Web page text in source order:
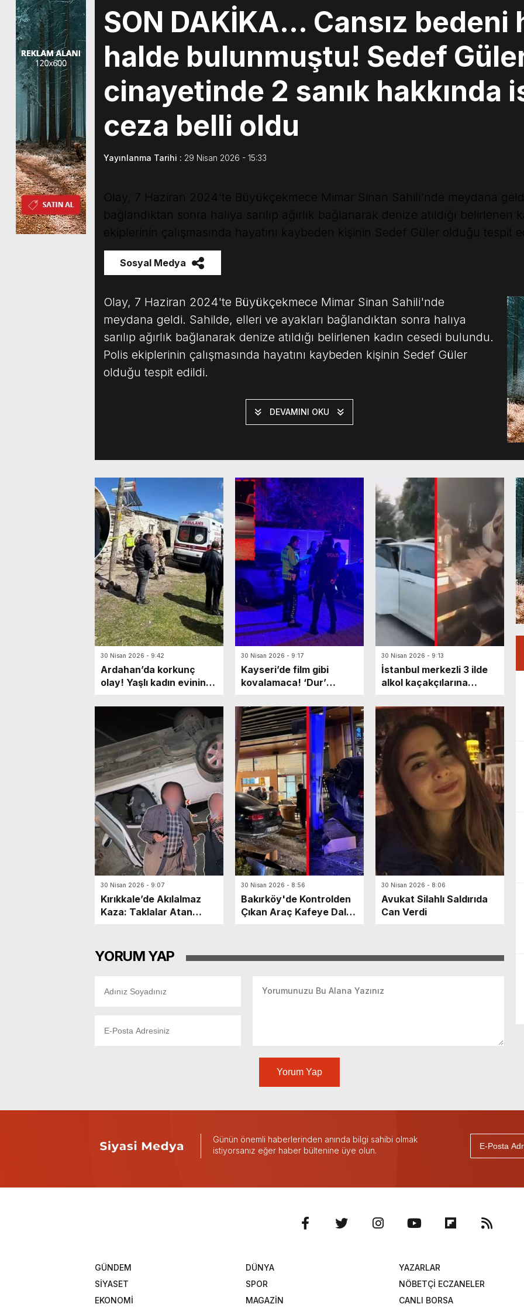
SON DAKİKA… Cansız bedeni
halde bulunmuştu! Sedef
cinayetinde 2 sanık hakkında
ceza belli oldu
Yayınlanma Tarihi : 29 Nisan 2026 - 15:33
Olay, 7 Haziran 2024'te Büyükçekmece Mimar Sinan Sahili'nde meydana
bağlandıktan sonra halıya sarılıp ağırlık bağlanarak denize atıldığı
ekiplerinin çalışmasında hayatını kaybeden kişinin Sedef Güler olduğu tespit
Sosyal Medya
Olay, 7 Haziran 2024'te Büyükçekmece Mimar Sinan Sahili'nde
meydana geldi. Sahilde, elleri ve ayakları bağlandıktan sonra halıya
sarılıp ağırlık bağlanarak denize atıldığı belirlenen kadın cesedi bulundu.
Polis ekiplerinin çalışmasında hayatını kaybeden kişinin Sedef Güler
olduğu tespit edildi.
DEVAMINI OKU
30 Nisan 2026 - 9:42
Ardahan’da korkunç
olay! Yaşlı kadın evinin
Katili en yakınıymış…
30 Nisan 2026 - 9:17
Kayseri’de film gibi
kovalamaca! ‘Dur’
markette mahsur kaldı:
Yaya olarak kaçarken…
30 Nisan 2026 - 9:13
İstanbul merkezli 3 ilde
alkol kaçakçılarına
30 Nisan 2026 - 9:07
Kırıkkale’de Akılalmaz
Kaza: Taklalar Atan
Dakikalarca Dil Döktü!
30 Nisan 2026 - 8:56
Bakırköy'de Kontrolden
Çıkan Araç Kafeye Daldı:
30 Nisan 2026 - 8:06
Avukat Silahlı Saldırıda
Can Verdi
YORUM YAP
Yorum Yap
Günün önemli haberlerinden anında bilgi sahibi olmak
istiyorsanız eğer haber bültenine üye olun.
GÜNDEM
DÜNYA
SİYASET
SPOR
EKONOMİ
MAGAZİN
YAZARLAR
NÖBETÇİ ECZANELER
CANLI BORSA